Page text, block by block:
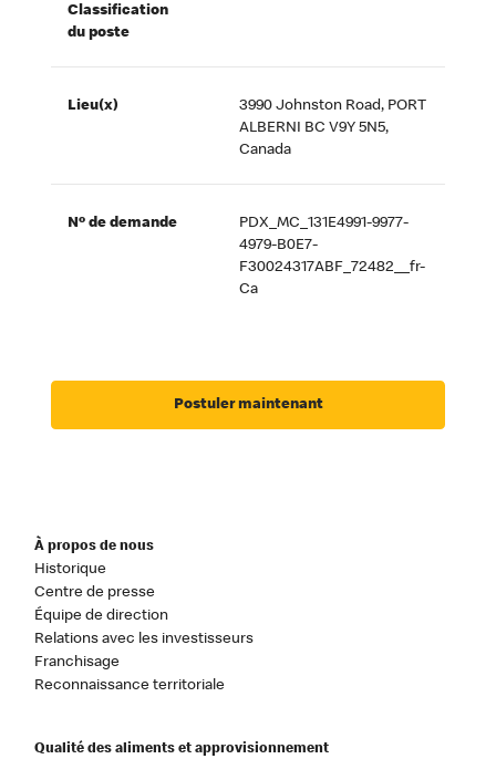
Classification
du poste
Lieu(x)
3990 Johnston Road, PORT
ALBERNI BC V9Y 5N5,
Canada
Nº de demande
PDX_MC_131E4991-9977-
4979-B0E7-
F30024317ABF_72482__fr-
Ca
Postuler maintenant
À propos de nous
Historique
Centre de presse
Équipe de direction
Relations avec les investisseurs
Franchisage
Reconnaissance territoriale
Qualité des aliments et approvisionnement